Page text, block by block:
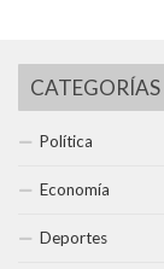
CATEGORÍAS
Política
Economía
Deportes